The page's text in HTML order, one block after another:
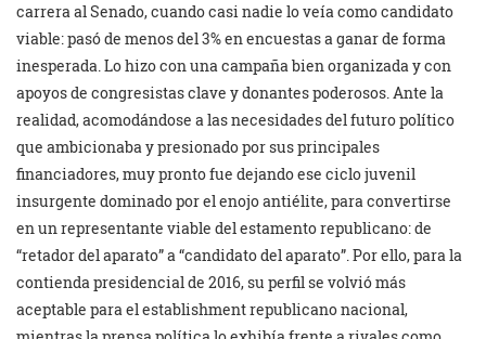
carrera al Senado, cuando casi nadie lo veía como candidato
viable: pasó de menos del 3% en encuestas a ganar de forma
inesperada. Lo hizo con una campaña bien organizada y con
apoyos de congresistas clave y donantes poderosos. Ante la
realidad, acomodándose a las necesidades del futuro político
que ambicionaba y presionado por sus principales
financiadores, muy pronto fue dejando ese ciclo juvenil
insurgente dominado por el enojo antiélite, para convertirse
en un representante viable del estamento republicano: de
“retador del aparato” a “candidato del aparato”. Por ello, para la
contienda presidencial de 2016, su perfil se volvió más
aceptable para el establishment republicano nacional,